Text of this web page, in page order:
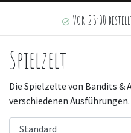
Vor 23:00
Spielzelt
Die Spielzelte von Bandits &
verschiedenen Ausführungen.